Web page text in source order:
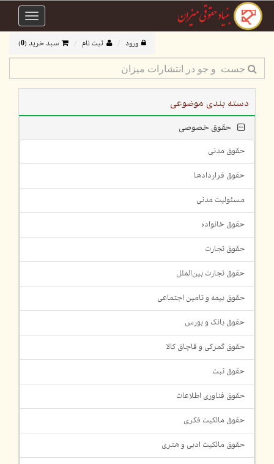
Toggle
ورود ثبت نام سبد خرید (0
)
دسته بندی موضوعی
حقوق خصوصی
حقوق مدنی
حقوق قراردادها
مسئولیت مدنی
حقوق خانواده
حقوق تجارت
حقوق تجارت بین‌الملل
حقوق بیمه و تامین اجتماعی
حقوق بانک و بورس
حقوق گمرکی و قاچاق کالا
حقوق ثبت
حقوق فناوری اطلاعات
حقوق مالکیت فکری
حقوق مالکیت ادبی و هنری